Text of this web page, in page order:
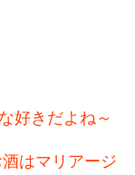
好きだよね～
はマリアージ